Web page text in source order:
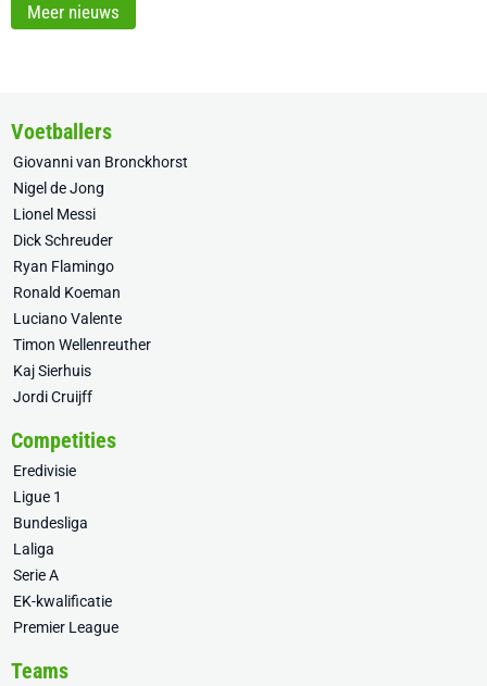
Meer nieuws
Voetballers
Giovanni van Bronckhorst
Nigel de Jong
Lionel Messi
Dick Schreuder
Ryan Flamingo
Ronald Koeman
Luciano Valente
Timon Wellenreuther
Kaj Sierhuis
Jordi Cruijff
Competities
Eredivisie
Ligue 1
Bundesliga
Laliga
Serie A
EK-kwalificatie
Premier League
Teams